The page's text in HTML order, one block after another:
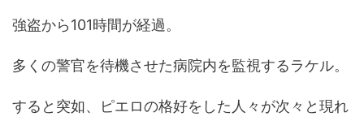
強盗から101時間が経過。
多くの警官を待機させた病院内を監視するラケル。
すると突如、ピエロの格好をした人々が次々と現れ